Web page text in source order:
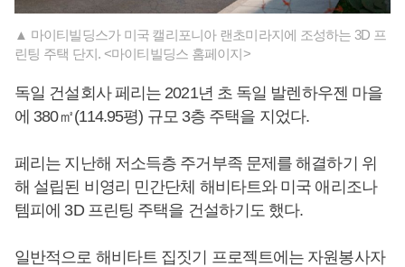
▲ 마이티빌딩스가 미국 캘리포니아 랜초미라지에 조성하는 3D 프
린팅 주택 단지. <마이티빌딩스 홈페이지>
독일 건설회사 페리는 2021년 초 독일 발렌하우젠 마을
에 380㎡(114.95평) 규모 3층 주택을 지었다.
페리는 지난해 저소득층 주거부족 문제를 해결하기 위
해 설립된 비영리 민간단체 해비타트와 미국 애리조나
템피에 3D 프린팅 주택을 건설하기도 했다.
일반적으로 해비타트 집짓기 프로젝트에는 자원봉사자